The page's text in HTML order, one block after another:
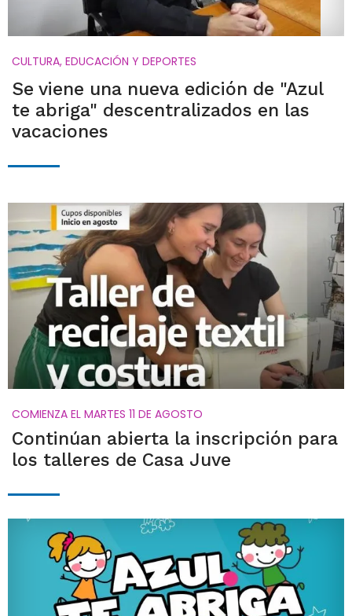
CULTURA, EDUCACIÓN Y DEPORTES
Se viene una nueva edición de "Azul
te abriga" descentralizados en las
vacaciones
COMIENZA EL MARTES 11 DE AGOSTO
Continúan abierta la inscripción para
los talleres de Casa Juve